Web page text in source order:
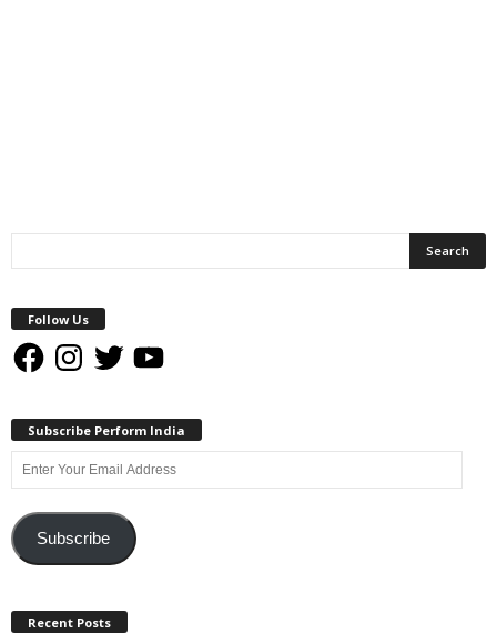
Follow Us
FacebookInstagram
Twitter YouTube
Subscribe Perform India
Enter
Your
AddressSubscribe
Recent Posts